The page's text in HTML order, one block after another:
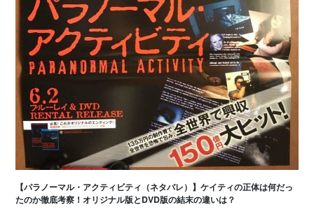
【パラノーマル・アクティビティ（ネタバレ）】ケイティの正体は何だっ
たのか徹底考察！オリジナル版とDVD版の結末の違いは？